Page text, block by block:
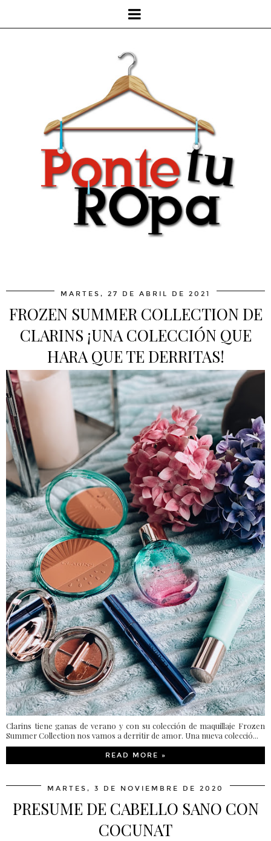
MARTES, 27 DE ABRIL DE 2021
FROZEN SUMMER COLLECTION DE
CLARINS ¡UNA COLECCIÓN QUE
HARA QUE TE DERRITAS!
Clarins tiene ganas de verano y con su colección de maquillaje Frozen
Summer Collection nos vamos a derritir de amor. Una nueva colecció...
READ MORE »
MARTES, 3 DE NOVIEMBRE DE 2020
PRESUME DE CABELLO SANO CON
COCUNAT